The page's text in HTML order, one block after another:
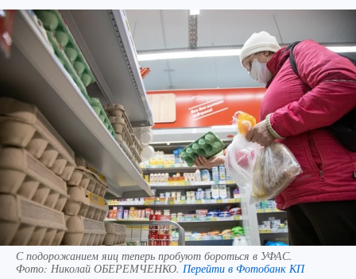
С подорожанием яиц теперь пробуют бороться в УФАС.
Фото: Николай ОБЕРЕМЧЕНКО. Перейти в Фотобанк КП